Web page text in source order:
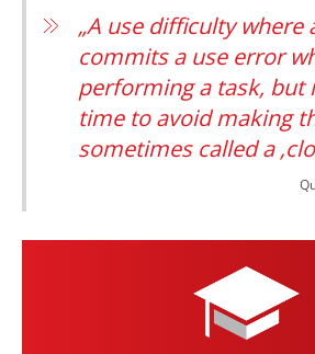
„A use difficulty where
commits a use error
performing a task, but
time to avoid making
sometimes called a